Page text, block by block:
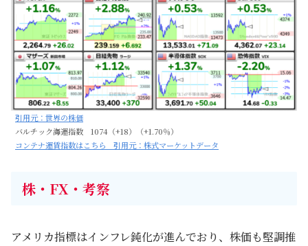
引用元：世界の株価
バルチック海運指数 1074（+18）（+1.70％）
コンテナ運賃指数はこちら 引用元：株式マーケットデータ
株・FX・考察
アメリカ指標はインフレ鈍化が進んでおり、株価も堅調推